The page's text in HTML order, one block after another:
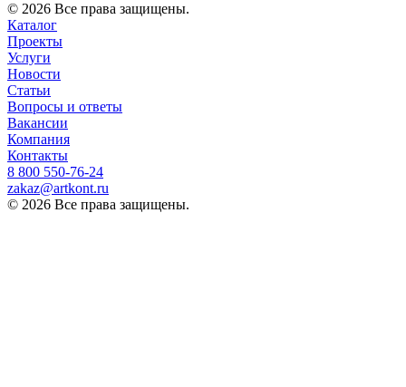
© 2026 Все права защищены.
Каталог
Проекты
Услуги
Новости
Статьи
Вопросы и ответы
Вакансии
Компания
Контакты
8 800 ‎550-76-24
zakaz@artkont.ru
© 2026 Все права защищены.